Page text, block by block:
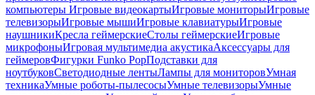
компьютеры Игровые видеокартыИгровые мониторыИгровые
телевизорыИгровые мышиИгровые клавиатурыИгровые
наушникиКресла геймерскиеСтолы геймерскиеИгровые
микрофоныИгровая мультимедиа акустикаАксессуары для
геймеровФигурки Funko PopПодставки для
ноутбуковСветодиодные лентыЛампы для мониторовУмная
техникаУмные роботы-пылесосыУмные телевизорыУмные